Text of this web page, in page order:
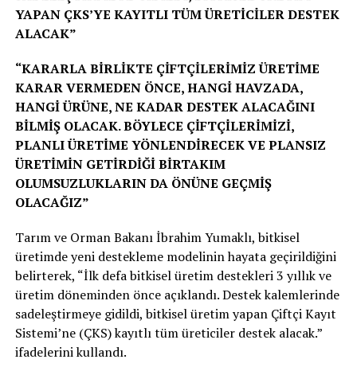
YAPAN ÇKS’YE KAYITLI TÜM ÜRETİCİLER DESTEK
ALACAK”
“KARARLA BİRLİKTE ÇİFTÇİLERİMİZ ÜRETİME
KARAR VERMEDEN ÖNCE, HANGİ HAVZADA,
HANGİ ÜRÜNE, NE KADAR DESTEK ALACAĞINI
BİLMİŞ OLACAK. BÖYLECE ÇİFTÇİLERİMİZİ,
PLANLI ÜRETİME YÖNLENDİRECEK VE PLANSIZ
ÜRETİMİN GETİRDİĞİ BİRTAKIM
OLUMSUZLUKLARIN DA ÖNÜNE GEÇMİŞ
OLACAĞIZ”
Tarım ve Orman Bakanı İbrahim Yumaklı, bitkisel
üretimde yeni destekleme modelinin hayata geçirildiğini
belirterek, “İlk defa bitkisel üretim destekleri 3 yıllık ve
üretim döneminden önce açıklandı. Destek kalemlerinde
sadeleştirmeye gidildi, bitkisel üretim yapan Çiftçi Kayıt
Sistemi’ne (ÇKS) kayıtlı tüm üreticiler destek alacak.”
ifadelerini kullandı.